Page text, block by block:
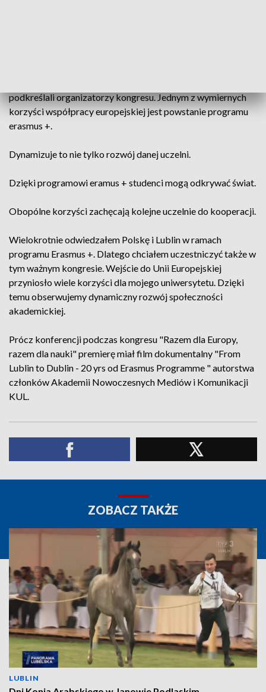
podkreślali organizatorzy kongresu. Jednym z wymiernych
korzyści współpracy europejskiej jest powstanie programu
erasmus +.
Dynamizuje to nie tylko rozwój danej uczelni.
Dzięki programowi eramus + studenci mogą odkrywać świat.
Obopólne korzyści zachęcają kolejne uczelnie do kooperacji.
Wielokrotnie odwiedzałem Polskę i Lublin w ramach
programu Erasmus +. Dlatego chciałem uczestniczyć także w
tym ważnym kongresie. Wejście do Unii Europejskiej
przyniosło wiele korzyści dla mojego uniwersytetu. Dzięki
temu obserwujemy dynamiczny rozwój społeczności
akademickiej.
Prócz konferencji podczas kongresu "Razem dla Europy,
razem dla nauki" premierę miał film dokumentalny "From
Lublin to Dublin - 20 yrs od Erasmus Programme " autorstwa
członków Akademii Nowoczesnych Mediów i Komunikacji
KUL.
ZOBACZ TAKŻE
LUBLIN